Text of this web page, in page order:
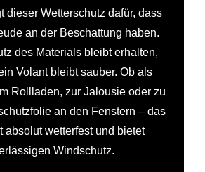
dieser Wetterschutz dafür, dass
an der Beschattung haben.
des Materials bleibt erhalten,
Volant bleibt sauber. Ob als
Rollladen, zur Jalousie oder zu
an den Fenstern – das
absolut wetterfest und bietet
Windschutz.